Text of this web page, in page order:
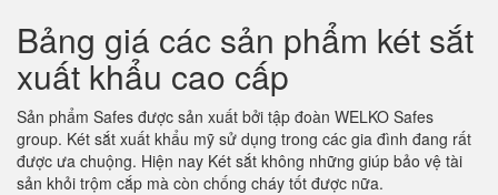
Bảng giá các sản phẩm két sắt
xuất khẩu cao cấp
Sản phẩm Safes được sản xuất bởi tập đoàn WELKO Safes
group. Két sắt xuất khẩu mỹ sử dụng trong các gia đình đang rất
được ưa chuộng. Hiện nay Két sắt không những giúp bảo vệ tài
sản khỏi trộm cắp mà còn chống cháy tốt được nữa.